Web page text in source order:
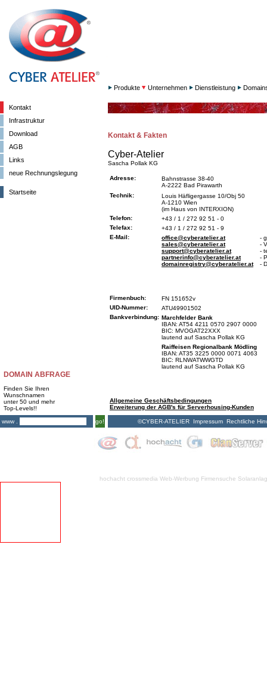
Kontakt
Infrastruktur
Download
AGB
Links
neue Rechnungslegung
Startseite
DOMAIN ABFRAGE
Finden Sie Ihren
Wunschnamen
unter 50 und mehr
Top-Levels!!
www .
go!
Produkte Unternehmen Dienstleistung
Kontakt & Fakten
Cyber-Atelier
Sascha Pollak KG
Adresse:
Bahnstrasse 38-40
A-2222 Bad Pirawarth
Technik:
Louis Häfligergasse 10/Obj 50
A-1210 Wien
(im Haus von INTERXION)
Telefon:
+43 / 1 / 272 92 51 - 0
Telefax:
+43 / 1 / 272 92 51 - 9
E-Mail:
office@cyberatelier.at
sales@cyberatelier.at
support@cyberatelier.at
partnerinfo@cyberatelier.at
domainregistry@cyberatelier.at
-
-
-
-
-
Firmenbuch:
FN 151652v
UID-Nummer:
ATU49901502
Bankverbindung: Marchfelder Bank
IBAN: AT54 4211 0570 2907 0000
BIC: MVOGAT22XXX
lautend auf Sascha Pollak KG
Raiffeisen Regionalbank Mödling
IBAN: AT35 3225 0000 0071 4063
BIC: RLNWATWWGTD
lautend auf Sascha Pollak KG
Allgemeine Geschäftsbedingungen
Erweiterung der AGB's für Serverhousing-Kunden
©CYBER-ATELIER Impressum Rechtliche
hochacht crossmedia Web-Werbung Firmensuche